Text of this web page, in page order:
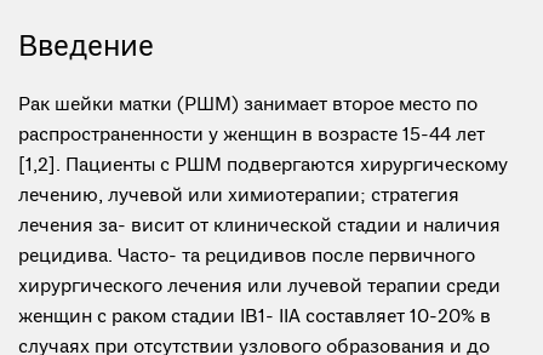
Введение
Рак шейки матки (РШМ) занимает второе место по
распространенности у женщин в возрасте 15-44 лет
[1,2]. Пациенты с РШМ подвергаются хирургическому
лечению, лучевой или химиотерапии; стратегия
лечения за- висит от клинической стадии и наличия
рецидива. Часто- та рецидивов после первичного
хирургического лечения или лучевой терапии среди
женщин с раком стадии IB1- IIA составляет 10-20% в
случаях при отсутствии узлового образования и до